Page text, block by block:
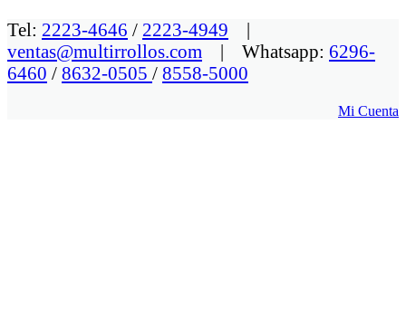
Tel: 2223-4646 / 2223-4949 |
ventas@multirrollos.com | Whatsapp: 6296-
6460 / 8632-0505 / 8558-5000
Mi Cuenta